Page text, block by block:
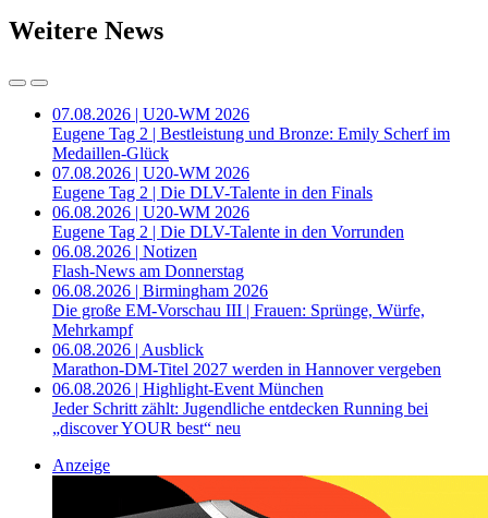
Weitere News
07.08.2026 | U20-WM 2026
Eugene Tag 2 | Bestleistung und Bronze: Emily Scherf im
Medaillen-Glück
07.08.2026 | U20-WM 2026
Eugene Tag 2 | Die DLV-Talente in den Finals
06.08.2026 | U20-WM 2026
Eugene Tag 2 | Die DLV-Talente in den Vorrunden
06.08.2026 | Notizen
Flash-News am Donnerstag
06.08.2026 | Birmingham 2026
Die große EM-Vorschau III | Frauen: Sprünge, Würfe,
Mehrkampf
06.08.2026 | Ausblick
Marathon-DM-Titel 2027 werden in Hannover vergeben
06.08.2026 | Highlight-Event München
Jeder Schritt zählt: Jugendliche entdecken Running bei
„discover YOUR best“ neu
Anzeige